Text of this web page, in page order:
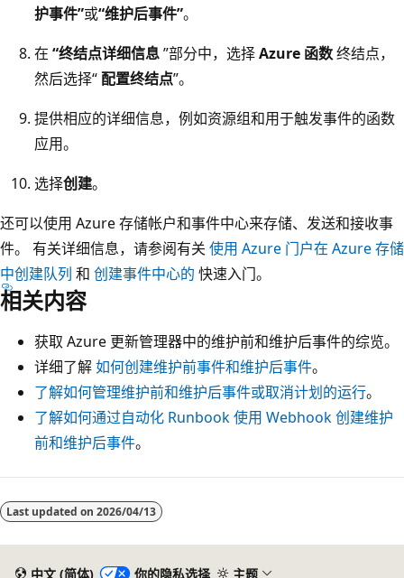
护事件”或“维护后事件”。
在 “终结点详细信息”部分中，选择Azure 函数终结点，
然后选择“ 配置终结点”。
提供相应的详细信息，例如资源组和用于触发事件的函数
应用。
选择创建。
还可以使用 Azure 存储帐户和事件中心来存储、发送和接收事
件。 有关详细信息，请参阅有关 使用 Azure 门户在 Azure 存储
中创建队列 和 创建事件中心的 快速入门。
相关内容
获取 Azure 更新管理器中的维护前和维护后事件的综览。
详细了解如何创建维护前事件和维护后事件。
了解如何管理维护前和维护后事件或取消计划的运行。
了解如何通过自动化 Runbook 使用 Webhook 创建维护
前和维护后事件。
Last updated on 2026/04/13
中文 (简体) 你的隐私选择 主题